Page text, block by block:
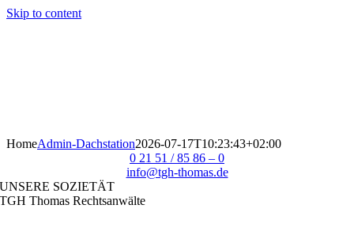
Skip to content
HomeAdmin-Dachstation2026-07-17T10:23:43+02:00
0 21 51 / 85 86 – 0
info@tgh-thomas.de
UNSERE SOZIETÄT
TGH Thomas Rechtsanwälte